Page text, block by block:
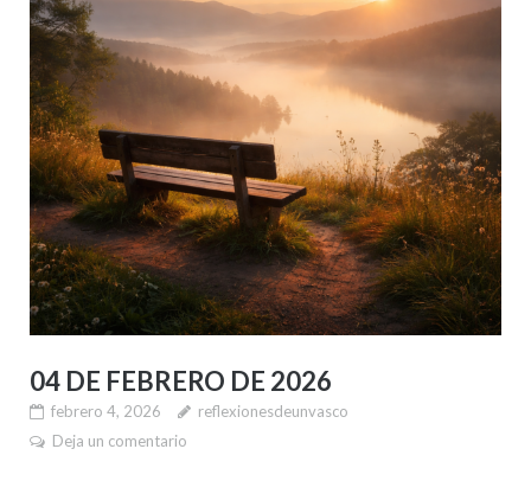
04 DE FEBRERO DE 2026
febrero 4, 2026
reflexionesdeunvasco
Deja un comentario